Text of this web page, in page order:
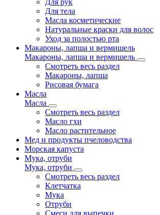
Для рук
Для тела
Масла косметические
Натуральные краски для волос
Уход за полостью рта
Макароны, лапша и вермишель
Макароны, лапша и вермишель
Смотреть весь раздел
Макароны, лапша
Рисовая бумага
Масла
Масла
Смотреть весь раздел
Масло гхи
Масло растительное
Мед и продукты пчеловодства
Морская капуста
Мука, отруби
Мука, отруби
Смотреть весь раздел
Клетчатка
Мука
Отруби
Смеси для выпечки